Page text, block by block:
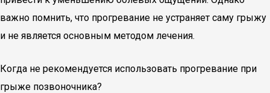
важно помнить, что прогревание не устраняет саму грыжу
и не является основным методом лечения.
Когда не рекомендуется использовать прогревание при
грыже позвоночника?